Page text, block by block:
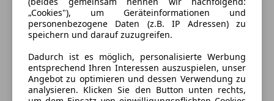
„Cookies"), um Geräteinformationen und
personenbezogene Daten (z.B. IP Adressen) zu
speichern und darauf zuzugreifen.
Dadurch ist es möglich, personalisierte Werbung
entsprechend Ihren Interessen auszuspielen, unser
Angebot zu optimieren und dessen Verwendung zu
analysieren. Klicken Sie den Button unten rechts,